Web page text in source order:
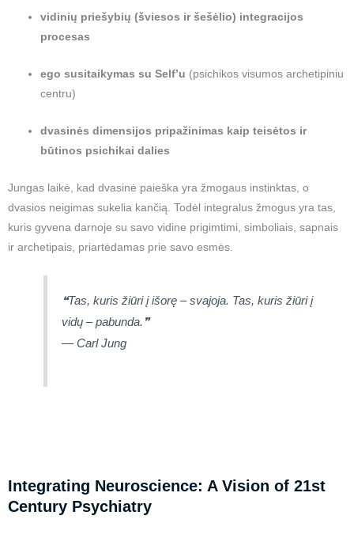
vidinių priešybių (šviesos ir šešėlio) integracijos
procesas
ego susitaikymas su Self’u (psichikos visumos archetipiniu
centru)
dvasinės dimensijos pripažinimas kaip teisėtos ir
būtinos psichikai dalies
Jungas laikė, kad dvasinė paieška yra žmogaus instinktas, o
dvasios neigimas sukelia kančią. Todėl integralus žmogus yra tas,
kuris gyvena darnoje su savo vidine prigimtimi, simboliais, sapnais
ir archetipais, priartėdamas prie savo esmės.
❝Tas, kuris žiūri į išorę – svajoja. Tas, kuris žiūri į
vidų – pabunda.❞
—Carl Jung
Integrating Neuroscience: A Vision of 21st
Century Psychiatry